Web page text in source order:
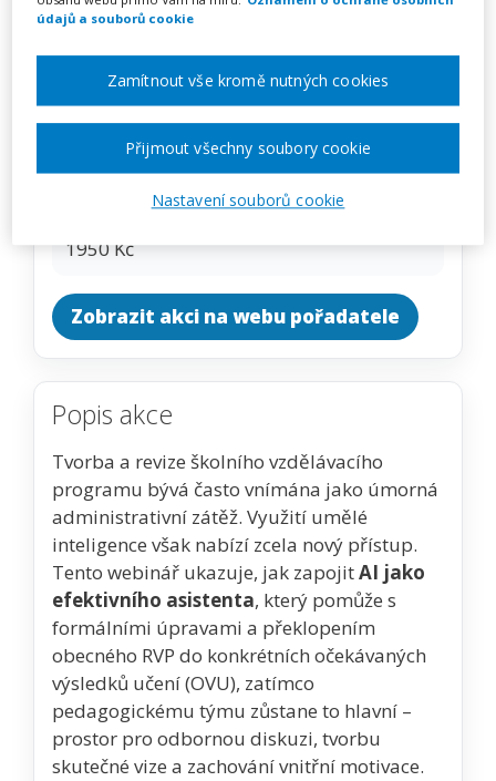
21. 10. 2026
ONLINE
1950 Kč
Zobrazit akci na webu pořadatele
Popis akce
Tvorba a revize školního vzdělávacího
programu bývá často vnímána jako úmorná
administrativní zátěž. Využití umělé
inteligence však nabízí zcela nový přístup.
Tento webinář ukazuje, jak zapojitAI jako
efektivního asistenta, který pomůže s
formálními úpravami a překlopením
obecného RVP do konkrétních očekávaných
výsledků učení (OVU), zatímco
pedagogickému týmu zůstane to hlavní –
prostor pro odbornou diskuzi, tvorbu
skutečné vize a zachování vnitřní motivace.
údajů a souborů cookie
Nastavení souborů cookie
Zamítnout vše kromě nutných cookies
Přijmout všechny soubory cookie